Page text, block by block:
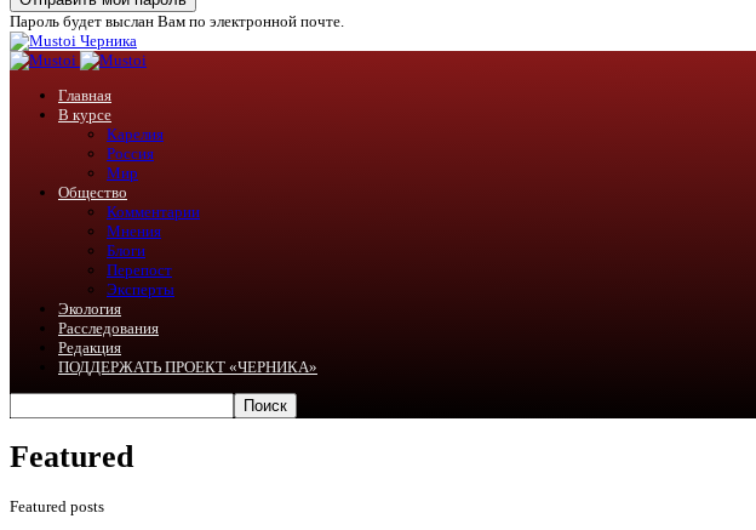
Пароль будет выслан Вам по электронной почте.
Черника
Главная
В курсе
Карелия
Россия
Мир
Общество
Комментарии
Мнения
Блоги
Перепост
Эксперты
Экология
Расследования
Редакция
ПОДДЕРЖАТЬ ПРОЕКТ «ЧЕРНИКА»
Featured
Featured posts